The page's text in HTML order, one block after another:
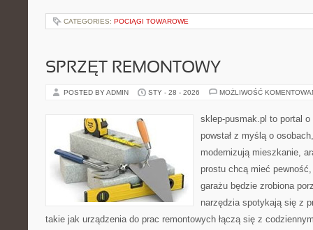
CATEGORIES: POCIĄGI TOWAROWE
SPRZĘT REMONTOWY
POSTED BY ADMIN STY - 28 - 2026 MOŻLIWOŚĆ
sklep-pusmak.pl to portal
powstał z myślą o
modernizują mieszkanie,
prostu chcą mieć
garażu będzie zrobiona
narzędzia spotykają się z
takie jak urządzenia do prac remontowych łączą się z